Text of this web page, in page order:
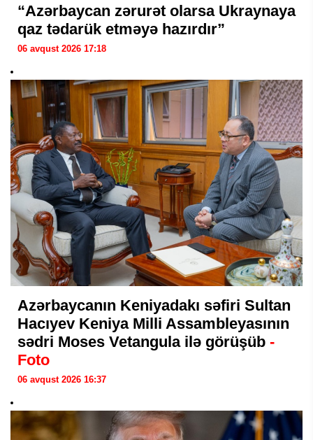
“Azərbaycan zərurət olarsa Ukraynaya
qaz tədarük etməyə hazırdır”
06 avqust 2026 17:18
Azərbaycanın Keniyadakı səfiri Sultan
Hacıyev Keniya Milli Assambleyasının
sədri Moses Vetangula ilə görüşüb -
Foto
06 avqust 2026 16:37